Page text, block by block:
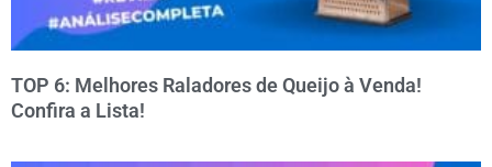
TOP 6: Melhores Raladores de Queijo à Venda!
Confira a Lista!